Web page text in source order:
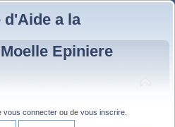
a la
Epiniere
vous connecter ou de vous inscrire